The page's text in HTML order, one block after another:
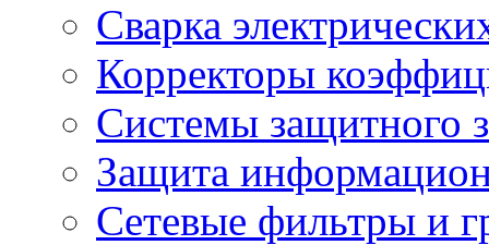
Сварка
Корректоры
Системы защитного
Защита
Сетевые фильтры и